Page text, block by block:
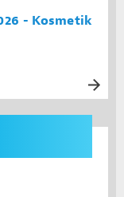
- Kosmetik